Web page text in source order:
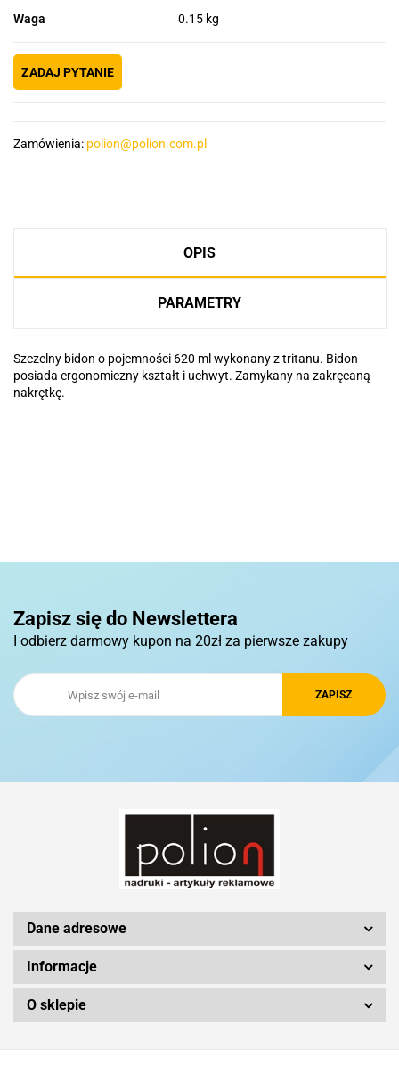
Waga
0.15 kg
ZADAJ PYTANIE
Zamówienia: polion@polion.com.pl
OPIS
PARAMETRY
Szczelny bidon o pojemności 620 ml wykonany z tritanu. Bidon
posiada ergonomiczny kształt i uchwyt. Zamykany na zakręcaną
nakrętkę.
Royal Design
Silicon Power
Zapisz się do Newslettera
I odbierz darmowy kupon na 20zł za pierwsze zakupy
Dane adresowe
Informacje
O sklepie